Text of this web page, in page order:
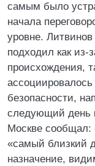
самым было
начала
уровне. Литвинов
подходил как из-
происхождения,
ассоциировалось
безопасности,
следующий день
Москве сообщал:
«самый близкий
назначение,